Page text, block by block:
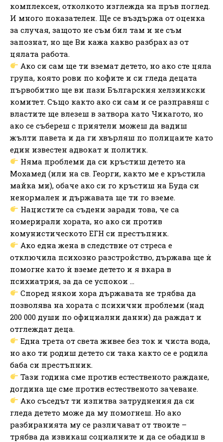
комплексен, отколкото изглежда на пръв поглед.
И много показателен. Ще се въздържа от оценка
за случая, защото не съм бил там и не съм
запознат, но ще Ви кажа какво разбрах аз от
цялата работа.
Ако си сам ще ти вземат детето, но ако сте цяла
група, която рови по кофите и си гледа децата
първобитно ще ви пази Българския хелзинкски
комитет. Също както ако си сам и се разправяш с
властите ще влезеш в затвора като Чикагото, но
ако се събереш с приятели можеш да вадиш
жълти павета и да ги хвърляш по полицаите като
един известен адвокат и политик.
Няма проблеми да си кръстиш детето на
Мохамед (или на св. Георги, както ме е кръстила
майка ми), обаче ако си го кръстиш на Буда си
ненормален и държавата ще ти го вземе.
Нацистите са съдени заради това, че са
номерирали хората, но ако си против
комунистическото ЕГН си престъпник.
Ако една жена в следствие от стреса е
отключила психозно разстройство, държава ще ѝ
помогне като ѝ вземе детето и я вкара в
психиатрия, за да се успокои …
Според някои хора държавата не трябва да
позволява на хората с психични проблеми (над
200 000 души по официални данни) да раждат и
отглеждат деца.
Една трета от света живее без ток и чиста вода,
но ако ти родиш детето си така както се е родила
баба си престъпник.
Тази година сме против естественото раждане,
догдина ще сме против естественото зачеване.
Ако съседът ти изпитва затруднения да си
гледа детето може да му помогнеш. Но ако
разбиранията му се различават от твоите –
трябва да извикаш социалните и да се обадиш в